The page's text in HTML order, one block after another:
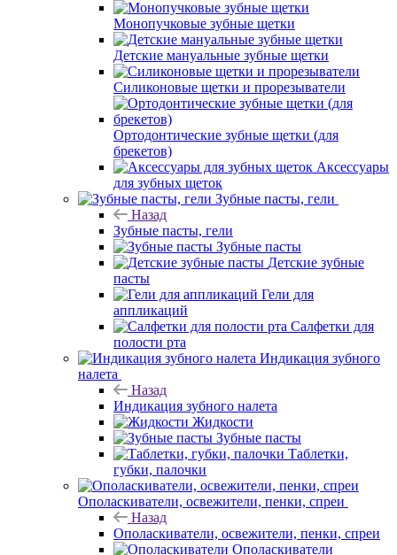
Монопучковые зубные щетки
Детские мануальные зубные щетки
Силиконовые щетки и прорезыватели
Ортодонтические зубные щетки (для
брекетов)
Аксессуары
для зубных щеток
Зубные пасты, гели
Назад
Зубные пасты, гели
Зубные пасты
Детские зубные
пасты
Гели для
аппликаций
Салфетки для
полости рта
Индикация зубного
налета
Назад
Индикация зубного налета
Жидкости
Зубные пасты
Таблетки,
губки, палочки
Ополаскиватели, освежители, пенки, спреи
Назад
Ополаскиватели, освежители, пенки, спреи
Ополаскиватели